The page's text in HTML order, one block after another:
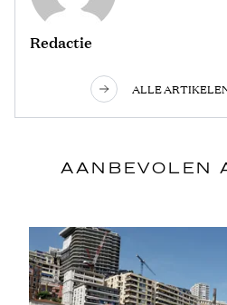
Redactie
ALLE
AANBEVOLEN